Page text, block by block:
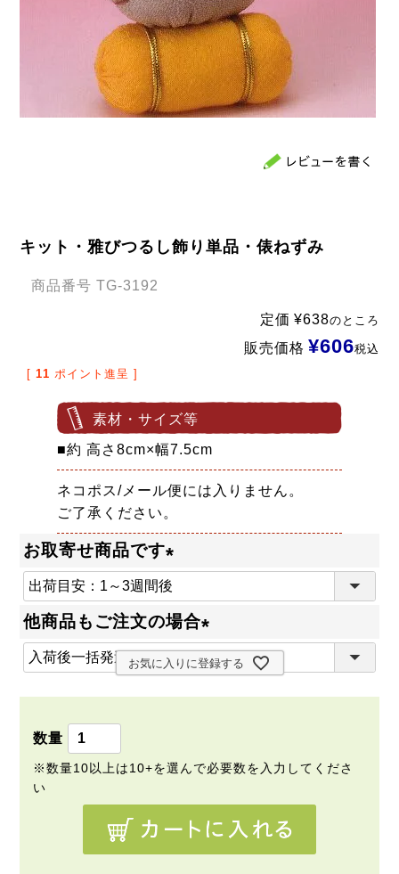
キット・雅びつるし飾り単品・俵ねずみ
商品番号 TG-3192
定価 ¥638のところ
販売価格 ¥606税込
[ 11 ポイント進呈 ]
素材・サイズ等
■約 高さ8cm×幅7.5cm
ネコポス/メール便には入りません。
ご了承ください。
お取寄せ商品です
(
必
須
)
他商品もご注文の場合
(
お気に入りに登録する